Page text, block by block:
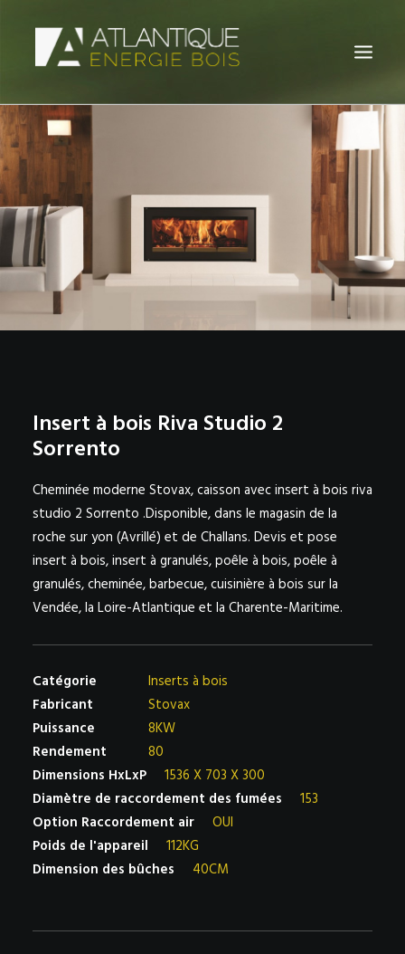
POÊLES À GRANULÉS
INSERTS À BOIS
INSERTS À GRANULÉS
NOS PARTENAIRES SUR LA VENDÉE – BELLIER NEAU
Insert à bois Riva Studio 2
Sorrento
Cheminée moderne Stovax, caisson avec insert à bois riva
studio 2 Sorrento .Disponible, dans le magasin de la
roche sur yon (Avrillé) et de Challans. Devis et pose
insert à bois, insert à granulés, poêle à bois, poêle à
granulés, cheminée, barbecue, cuisinière à bois sur la
Vendée, la Loire-Atlantique et la Charente-Maritime.
Catégorie
Inserts à bois
Fabricant
Stovax
Puissance
8KW
Rendement
80
Dimensions HxLxP
1536 X 703 X 300
Diamètre de raccordement des fumées
153
Option Raccordement air
OUI
Poids de l'appareil
112KG
Dimension des bûches
40CM